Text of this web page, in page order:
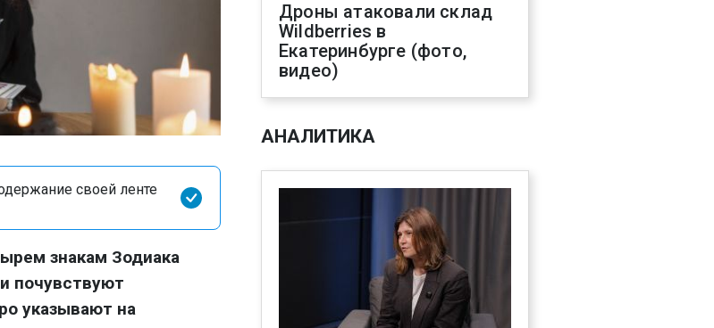
своей ленте
знакам Зодиака
почувствуют
указывают на
Дроны атаковали склад
Wildberries в
Екатеринбурге (фото,
видео)
АНАЛИТИКА